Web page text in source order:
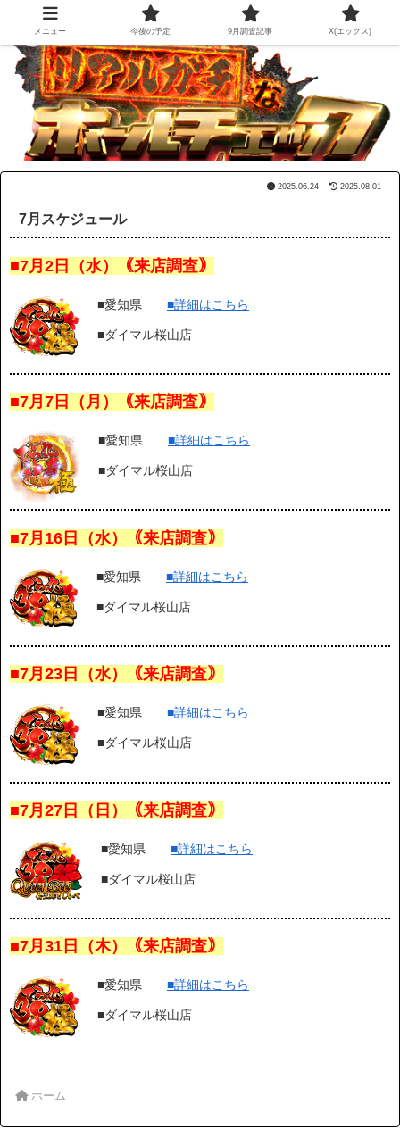
2025.06.24 2025.08.01
7月スケジュール
■7月2日（水）｟来店調査｠
■愛知県 ■詳細はこちら
■ダイマル桜山店
■7月7日（月）｟来店調査｠
■愛知県 ■詳細はこちら
■ダイマル桜山店
■7月16日（水）｟来店調査｠
■愛知県 ■詳細はこちら
■ダイマル桜山店
■7月23日（水）｟来店調査｠
■愛知県 ■詳細はこちら
■ダイマル桜山店
■7月27日（日）｟来店調査｠
■愛知県 ■詳細はこちら
■ダイマル桜山店
■7月31日（木）｟来店調査｠
■愛知県 ■詳細はこちら
■ダイマル桜山店
ホーム
メニュー 今後の予定 9月調査記事 X(エックス)